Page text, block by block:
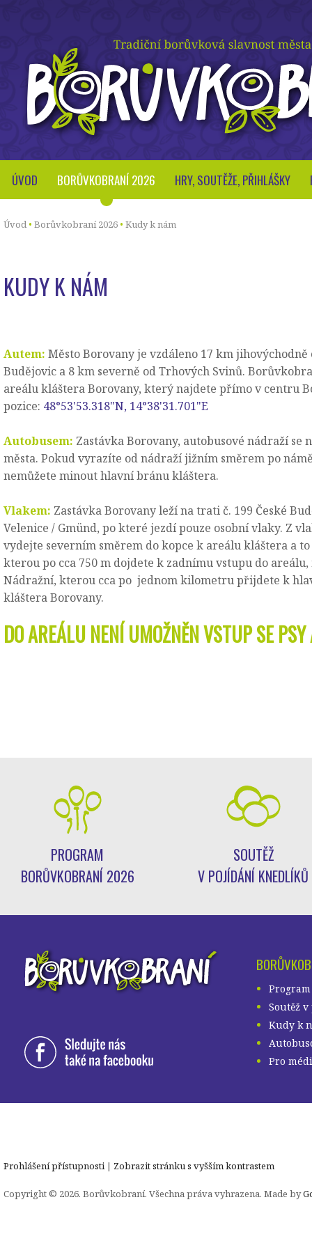
ÚVOD BORŮVKOBRANÍ 2026 HRY, SOUTĚŽE, PŘIHLÁŠKY
Úvod Borůvkobraní 2026 Kudy k nám
KUDY K NÁM
Autem: Město Borovany je vzdáleno 17 km jihovýchodně
Budějovic a 8 km severně od Trhových Svinů.
areálu kláštera Borovany, který najdete přímo v centru
pozice: 48°53'53.318"N, 14°38'31.701"E
Autobusem: Zastávka Borovany, autobusové nádraží se
města. Pokud vyrazíte od nádraží jižním směrem po
nemůžete minout hlavní bránu kláštera.
Vlakem: Zastávka Borovany leží na trati č. 199 České
Velenice / Gmünd, po které jezdí pouze osobní vlaky. Z
vydejte severním směrem do kopce k areálu kláštera a
kterou po cca 750 m dojdete k zadnímu vstupu do
Nádražní, kterou cca po jednom kilometru přijdete k
kláštera Borovany.
DO AREÁLU NENÍ UMOŽNĚN VSTUP SE PSY
PROGRAM
BORŮVKOBRANÍ 2026
SOUTĚŽ
V POJÍDÁNÍ KNEDLÍKŮ
Soutěž
Kudy k
Pro
Prohlášení přístupnosti| Zobrazit stránku s vyšším kontrastem
Copyright © 2026. Borůvkobraní. Všechna práva vyhrazena. Made by